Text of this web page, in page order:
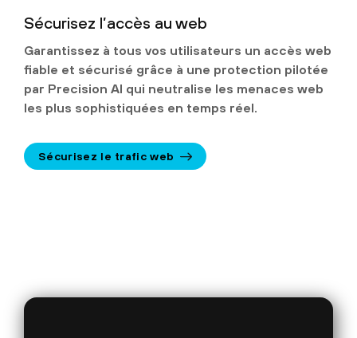
Sécurisez l’accès au web
Garantissez à tous vos utilisateurs un accès web
fiable et sécurisé grâce à une protection pilotée
par Precision AI qui neutralise les menaces web
les plus sophistiquées en temps réel.
Sécurisez le trafic web